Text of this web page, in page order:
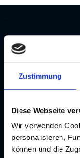
Zustimmung
Diese Webseite
Wir verwenden
personalisieren,
können und die
Aktuelle